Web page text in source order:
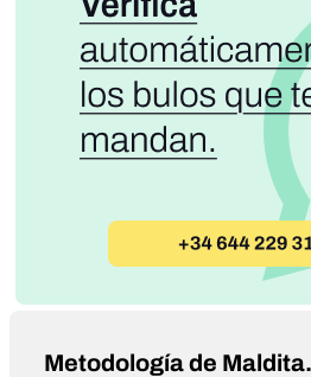
Metodología de